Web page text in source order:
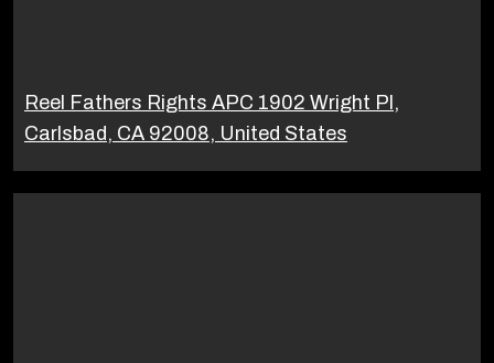
Reel Fathers Rights APC 1902 Wright Pl,
Carlsbad, CA 92008, United States